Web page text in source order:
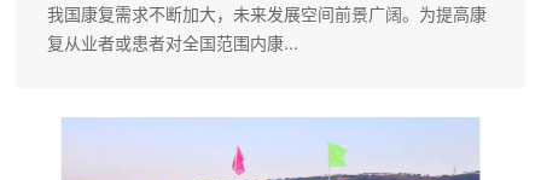
我国康复需求不断加大，未来发展空间前景广阔。为提高康
复从业者或患者对全国范围内康...